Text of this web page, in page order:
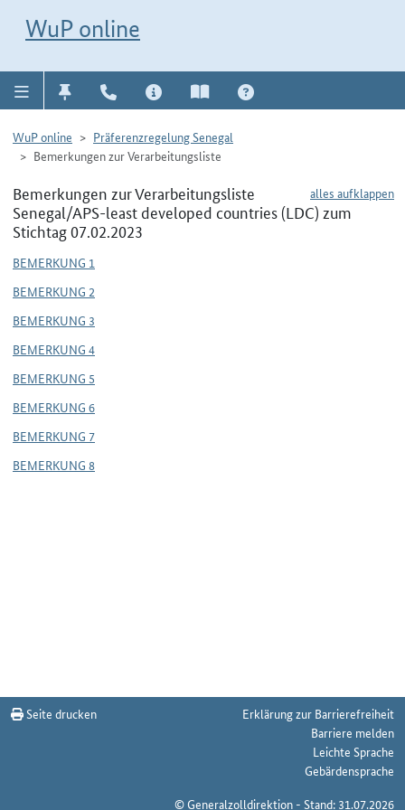
WuP online
WuP online
Präferenzregelung Senegal
Bemerkungen zur Verarbeitungsliste
alles aufklappen
Bemerkungen zur Verarbeitungsliste
Senegal/APS-least developed countries (LDC) zum
Stichtag 07.02.2023
BEMERKUNG 1
BEMERKUNG 2
BEMERKUNG 3
BEMERKUNG 4
BEMERKUNG 5
BEMERKUNG 6
BEMERKUNG 7
BEMERKUNG 8
Seite drucken
Erklärung zur Barrierefreiheit
Barriere melden
Leichte Sprache
Gebärdensprache
© Generalzolldirektion - Stand: 31.07.2026